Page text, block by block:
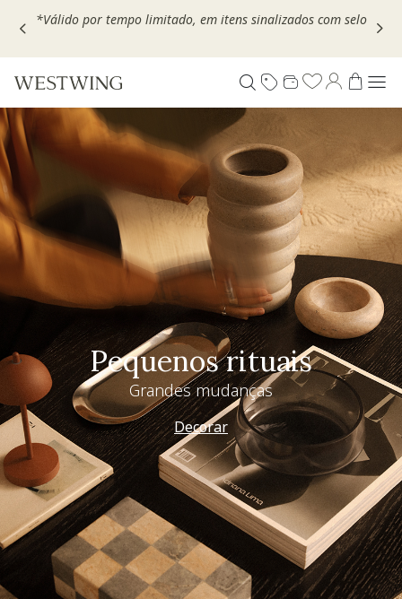
Escolha seu VOUCHER e ganhe até 30% OFF*: useMOVEL30,
Pequenos rituais
Grandes mudanças
Decorar